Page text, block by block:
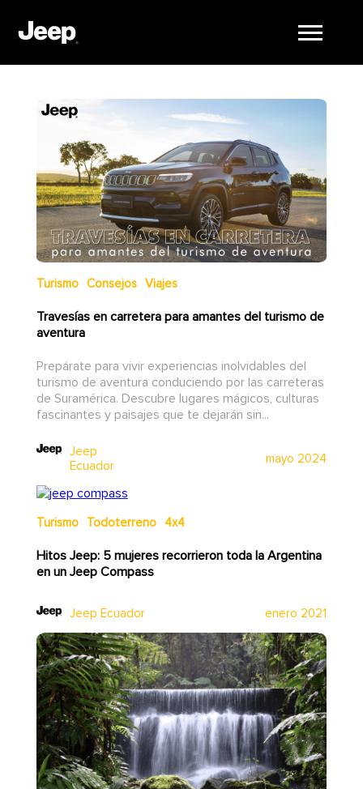
Turismo Consejos Viajes
Travesías en carretera para amantes del turismo de
aventura
Prepárate para vivir experiencias inolvidables del
turismo de aventura conduciendo por las carreteras
de Suramérica. Descubre lugares mágicos, culturas
fascinantes y paisajes que te dejarán sin...
Jeep
Ecuador
mayo 2024
Turismo Todoterreno 4x4
Hitos Jeep: 5 mujeres recorrieron toda la Argentina
en un Jeep Compass
Jeep Ecuador enero 2021